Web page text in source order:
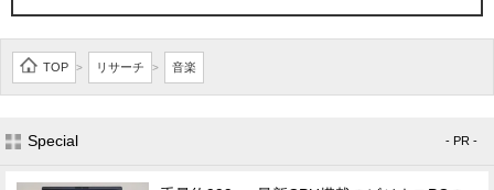
TOP > リサーチ > 音楽
Special - PR -